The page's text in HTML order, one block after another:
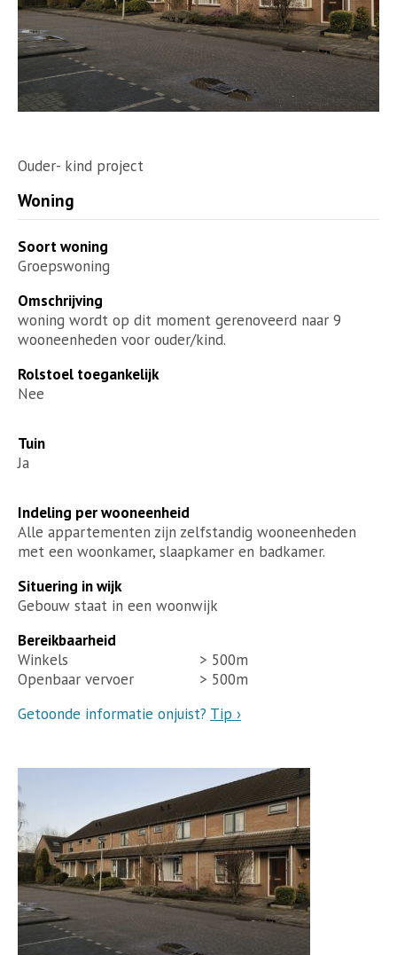
Ouder- kind project
Woning
Soort woning
Groepswoning
Omschrijving
woning wordt op dit moment gerenoveerd naar 9
wooneenheden voor ouder/kind.
Rolstoel toegankelijk
Nee
Tuin
Ja
Indeling per wooneenheid
Alle appartementen zijn zelfstandig wooneenheden
met een woonkamer, slaapkamer en badkamer.
Situering in wijk
Gebouw staat in een woonwijk
Bereikbaarheid
Winkels
> 500m
Openbaar vervoer
> 500m
Getoonde informatie onjuist? Tip ›